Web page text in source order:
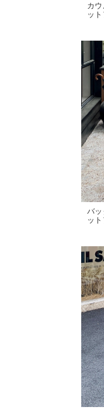
カ
ッ
バ
ッ